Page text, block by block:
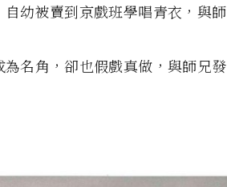
自幼被賣到京戲班學唱青衣，與師
名角，卻也假戲真做，與師兄發